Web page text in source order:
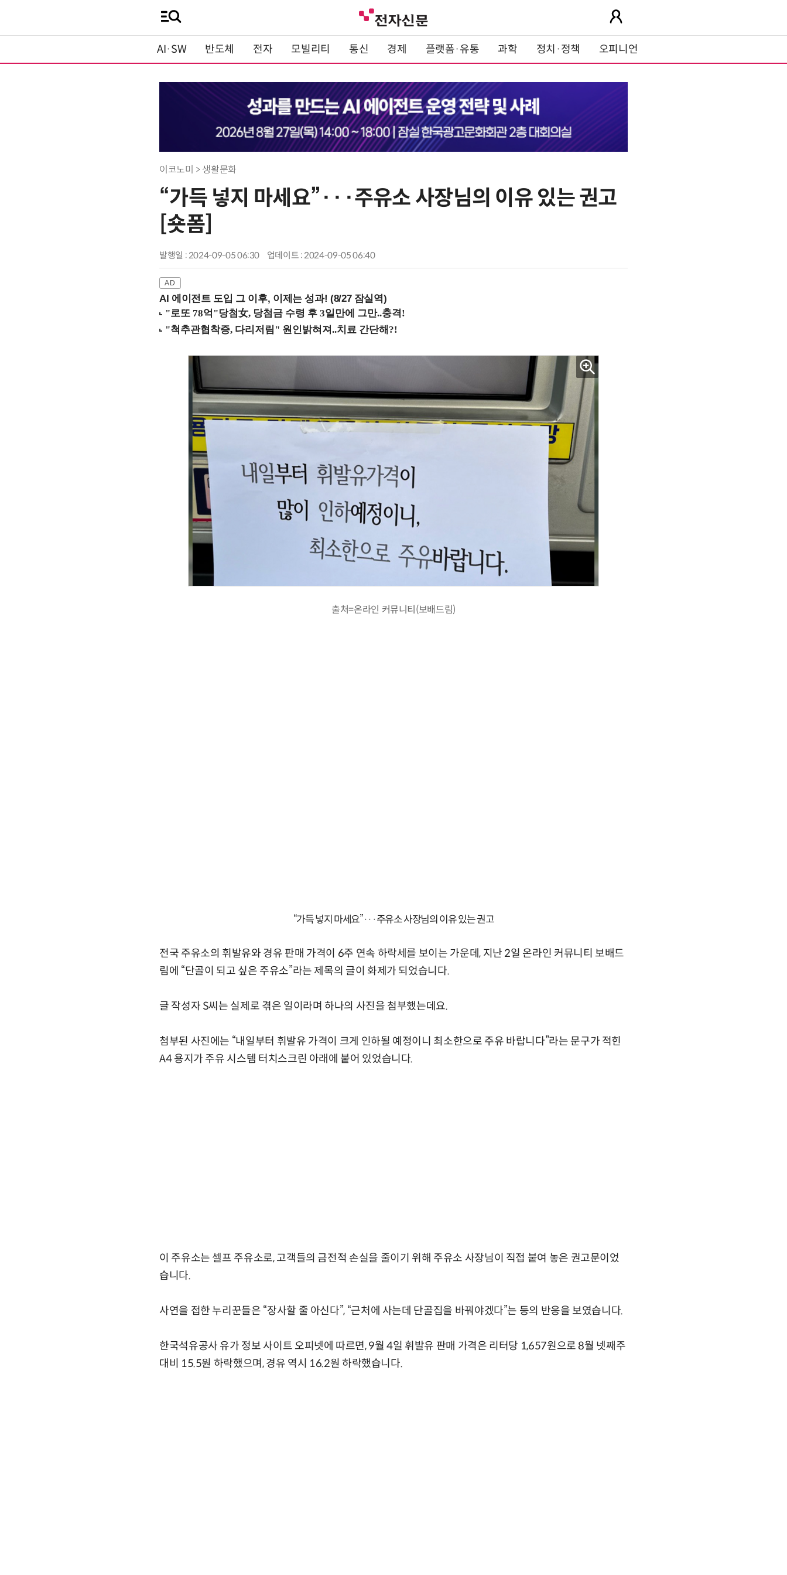
AI·SW 반도체 전자 모빌리티 통신 경제 플랫폼·유통 과학 정치·정책 오피니언
이코노미 > 생활문화
“가득 넣지 마세요”···주유소 사장님의 이유 있는 권고
[숏폼]
발행일 : 2024-09-05 06:30 업데이트 : 2024-09-05 06:40
AI 에이전트 도입 그 이후, 이제는 성과! (8/27 잠실역)
출처=온라인 커뮤니티(보배드림)
“가득 넣지 마세요”···주유소 사장님의 이유 있는 권고
전국 주유소의 휘발유와 경유 판매 가격이 6주 연속 하락세를 보이는 가운데, 지난 2일 온라인 커뮤니티 보배드
림에 “단골이 되고 싶은 주유소”라는 제목의 글이 화제가 되었습니다.
글 작성자 S씨는 실제로 겪은 일이라며 하나의 사진을 첨부했는데요.
첨부된 사진에는 “내일부터 휘발유 가격이 크게 인하될 예정이니 최소한으로 주유 바랍니다”라는 문구가 적힌
A4 용지가 주유 시스템 터치스크린 아래에 붙어 있었습니다.
이 주유소는 셀프 주유소로, 고객들의 금전적 손실을 줄이기 위해 주유소 사장님이 직접 붙여 놓은 권고문이었
습니다.
사연을 접한 누리꾼들은 “장사할 줄 아신다”, “근처에 사는데 단골집을 바꿔야겠다”는 등의 반응을 보였습니다.
한국석유공사 유가 정보 사이트 오피넷에 따르면, 9월 4일 휘발유 판매 가격은 리터당 1,657원으로 8월 넷째주
대비 15.5원 하락했으며, 경유 역시 16.2원 하락했습니다.